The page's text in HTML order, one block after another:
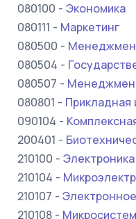
080100 - Экономика
080111 - Маркетинг
080500 -
080504 -
080507 -
080801 - Прикладная
090104 -
200401 -
210100 -
210104 -
210107 -
210108 -